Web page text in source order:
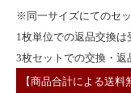
※同一サイズにてのセ
1枚単位での返品交換は
3枚セットでの交換・返
【商品合計による送料